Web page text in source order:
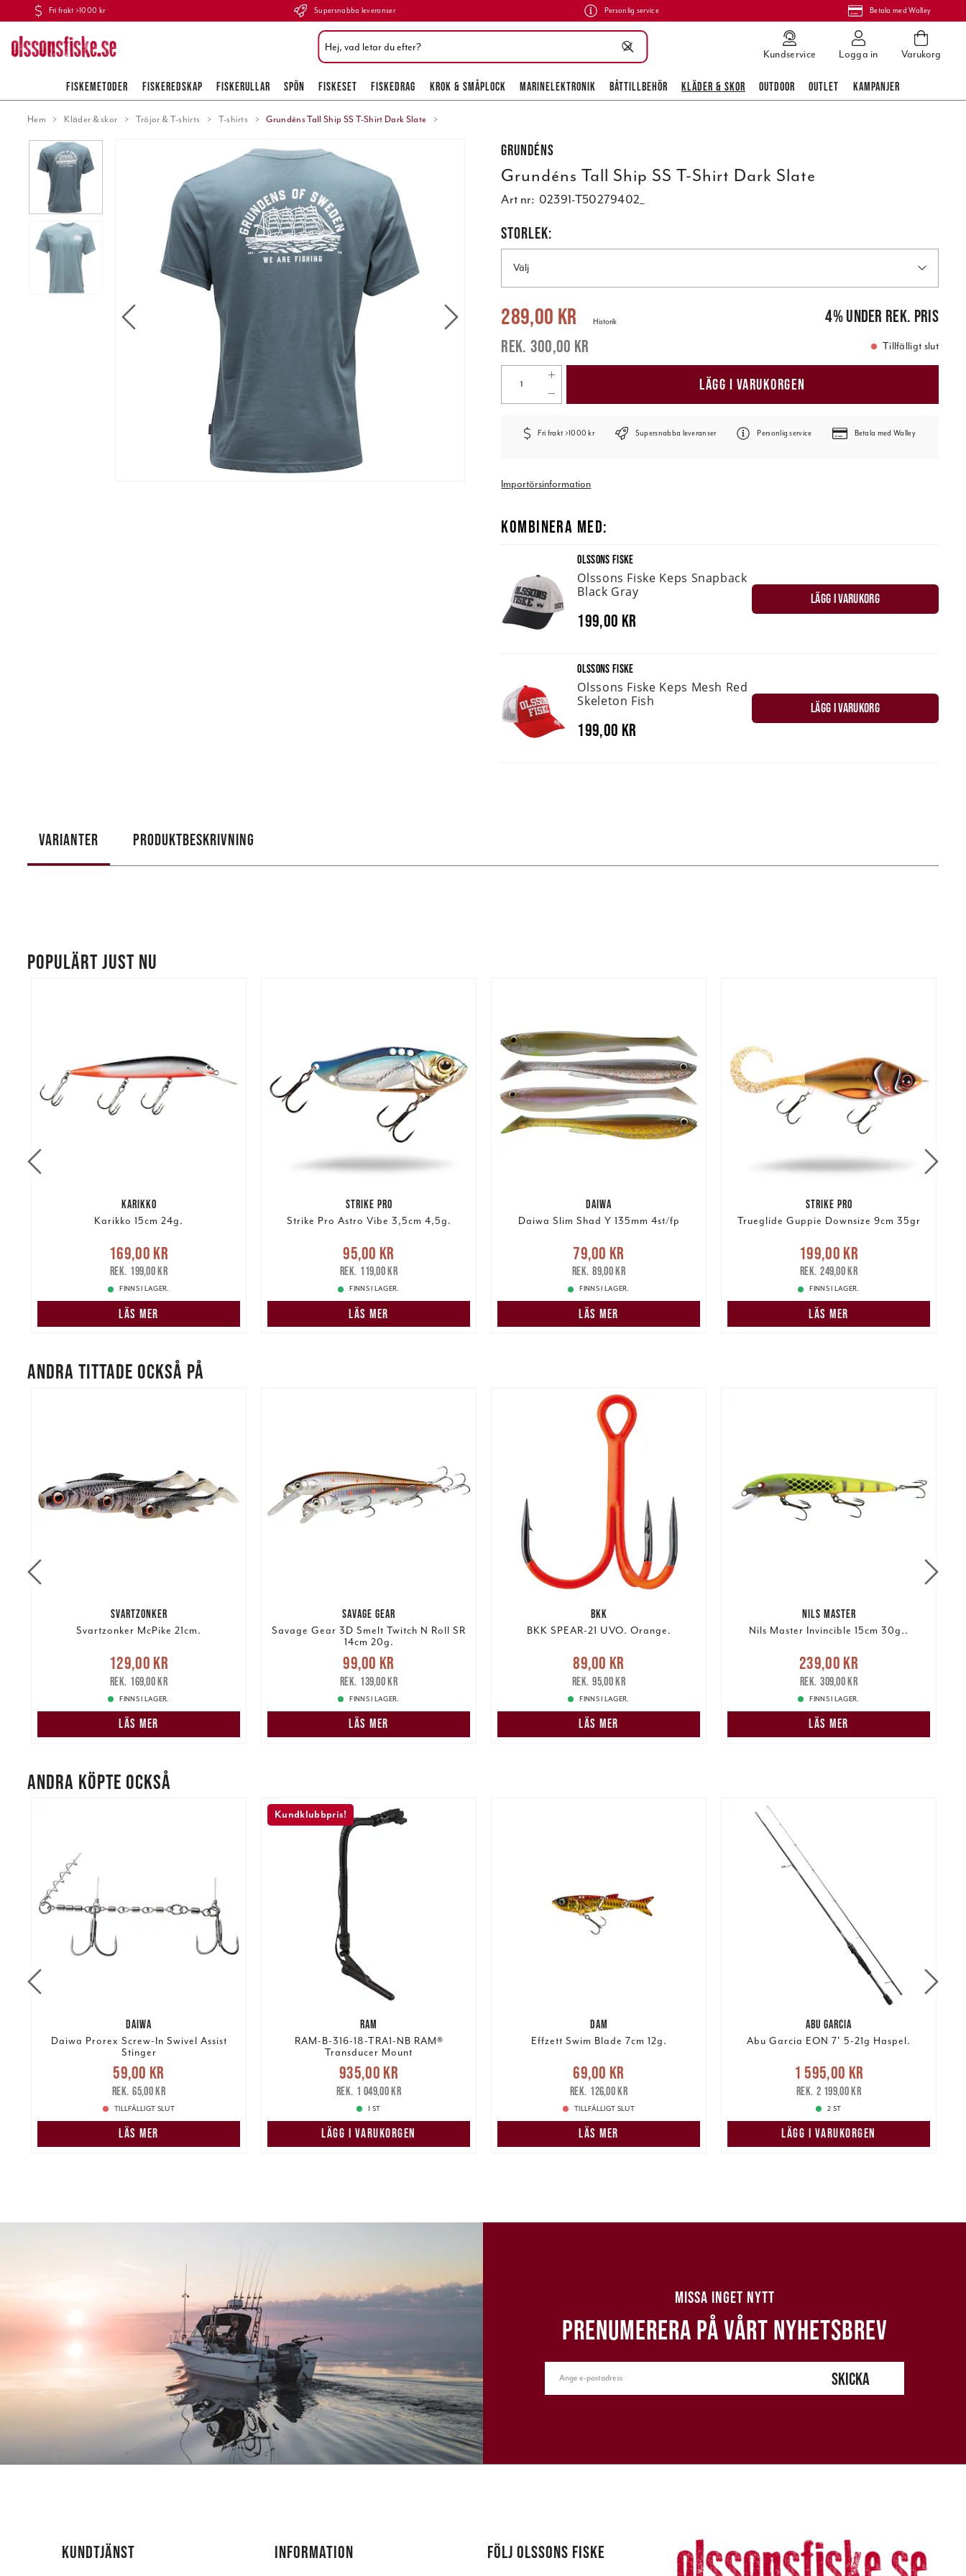
Fri frakt >1000 kr Supersnabba leveranser Personlig service Betala med Walley
Kundservice Logga in Varukorg
FISKEMETODER FISKEREDSKAP FISKERULLAR SPÖN FISKESET FISKEDRAG KROK & SMÅPLOCK MARINELEKTRONIK BÅTTILLBEHÖR KLÄDER & SKOR OUTDOOR OUTLET KAMPANJER
Hem Kläder & skor Tröjor & T-shirts T-shirts Grundéns Tall Ship SS T-Shirt Dark Slate
Grundéns
Grundéns Tall Ship SS T-Shirt Dark Slate
Art nr: 02391-T50279402_
STORLEK:
Välj
Nuvarande pris:289,00 kr
289,00 kr
300,00 kr
Historik 4%under rek. pris
Tillfälligt slut
LÄGG I VARUKORGEN
Fri frakt >1000 kr Supersnabba leveranser Personlig service Betala med Walley
Importörsinformation
KOMBINERA MED:
OLSSONS FISKE
Olssons Fiske Keps Snapback
Black Gray
199,00 kr
LÄGG I VARUKORG
OLSSONS FISKE
Olssons Fiske Keps Mesh Red
Skeleton Fish
199,00 kr
LÄGG I VARUKORG
VARIANTER PRODUKTBESKRIVNING
POPULÄRT JUST NU
KARIKKO
Karikko 15cm 24g.
Nuvarande pris
Tidigare pris
169,00 kr
199,00 kr
FINNS I LAGER.
LÄS MER
STRIKE PRO
Strike Pro Astro Vibe 3,5cm 4,5g.
Nuvarande pris :95,00 kr
pris:119,00 kr
95,00 kr
119,00 kr
FINNS I LAGER.
LÄS MER
DAIWA
Daiwa Slim Shad Y 135mm 4st/fp
Nuvarande pris :79,00 kr
pris:89,00 kr
79,00 kr
89,00 kr
FINNS I LAGER.
LÄS MER
STRIKE PRO
Trueglide Guppie Downsize 9cm 35gr
Nuvarande pris
Tidigare pris
199,00 kr
249,00 kr
FINNS I LAGER.
LÄS MER
ANDRA TITTADE OCKSÅ PÅ
SVARTZONKER
Svartzonker McPike 21cm.
Nuvarande pris
Tidigare pris
129,00 kr
169,00 kr
FINNS I LAGER.
LÄS MER
SAVAGE GEAR
Savage Gear 3D Smelt Twitch N Roll SR
14cm 20g.
Nuvarande pris :99,00 kr
pris: 139,00 kr
99,00 kr
139,00 kr
FINNS I LAGER.
LÄS MER
BKK
BKK SPEAR-21 UVO. Orange.
Nuvarande pris :89,00 kr
pris: 95,00 kr
89,00 kr
95,00 kr
FINNS I LAGER.
LÄS MER
NILS MASTER
Nils Master Invincible 15cm 30g..
Nuvarande pris
Tidigare pris
239,00 kr
309,00 kr
FINNS I LAGER.
LÄS MER
ANDRA KÖPTE OCKSÅ
DAIWA
Daiwa Prorex Screw-In Swivel Assist
Stinger
Nuvarande pris:59,00 kr
pris:65,00 kr
59,00 kr
65,00 kr
TILLFÄLLIGT SLUT
LÄS MER
Kundklubbpris!
RAM
RAM-B-316-18-TRA1-NB RAM®
Transducer Mount
Nuvarande pris
935,00 krTidigare pris
1 049,00 kr
935,00 kr
1 049,00 kr
1 ST
LÄGG I VARUKORGEN
DAM
Effzett Swim Blade 7cm 12g.
Nuvarande pris:69,00 kr
pris:126,00 kr
69,00 kr
126,00 kr
TILLFÄLLIGT SLUT
LÄS MER
ABU GARCIA
Abu Garcia EON 7' 5-21g Haspel.
Nuvarande pris
1 595,00 krTidigare pris
2 199,00 kr
1 595,00 kr
2 199,00 kr
2 ST
LÄGG I VARUKORGEN
MISSA INGET NYTT
PRENUMERERA PÅ VÅRT NYHETSBREV
SKICKA
KUNDTJÄNST INFORMATION FÖLJ OLSSONS FISKE